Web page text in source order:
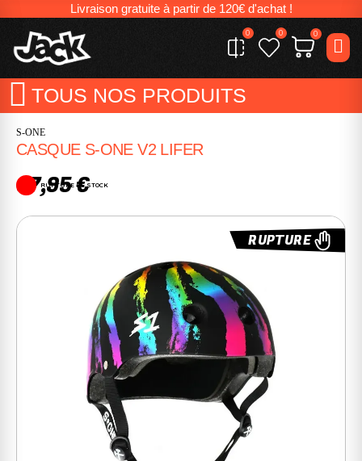
Livraison gratuite à partir de 120€ d'achat !
0 0 0
TOUS NOS PRODUITS
S-ONE
CASQUE S-ONE V2 LIFER
67,95 €
RUPTURE DE STOCK
RUPTURE